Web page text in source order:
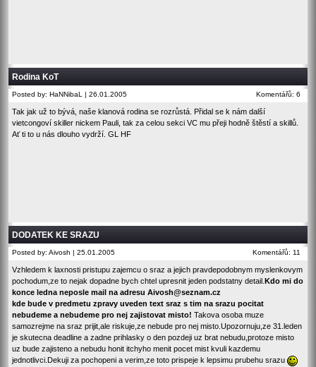
Rodina KoT
Posted by: HaNNibaL | 26.01.2005 Komentářů: 6
Tak jak už to bývá, naše klanová rodina se rozrůstá. Přidal se k nám další
vietcongoví skiller nickem Pauli, tak za celou sekci VC mu přeji hodně štěstí a skillů.
Ať ti to u nás dlouho vydrží. GL HF
DODATEK KE SRAZU
Posted by: Aivosh | 25.01.2005 Komentářů: 11
Vzhledem k laxnosti pristupu zajemcu o sraz a jejich pravdepodobnym myslenkovym
pochodum,ze to nejak dopadne bych chtel upresnit jeden podstatny detail. Kdo mi do
konce ledna neposle mail na adresu Aivosh@seznam.cz
kde bude v predmetu zpravy uveden text sraz s tim na srazu pocitat
nebudeme a nebudeme pro nej zajistovat misto! Takova osoba muze
samozrejme na sraz prijit,ale riskuje,ze nebude pro nej misto.Upozornuju,ze 31.leden
je skutecna deadline a zadne prihlasky o den pozdeji uz brat nebudu,protoze misto
uz bude zajisteno a nebudu honit itchyho menit pocet mist kvuli kazdemu
jednotlivci.Dekuji za pochopeni a verim,ze toto prispeje k lepsimu prubehu srazu